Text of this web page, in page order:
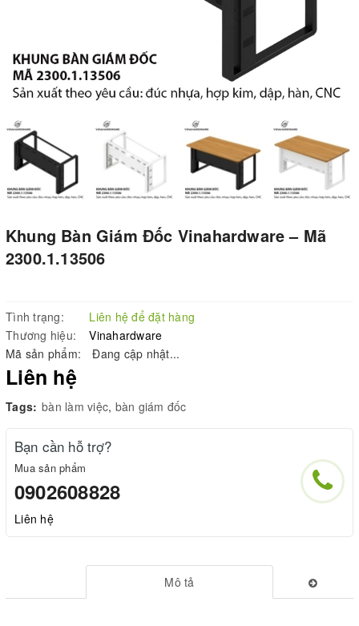
Khung Bàn Giám Đốc Vinahardware – Mã
2300.1.13506
Tình trạng:
Liên hệ để đặt hàng
Thương hiệu:
Vinahardware
Mã sản phẩm:
Đang cập nhật...
Liên hệ
Tags: bàn làm việc, bàn giám đốc
Bạn cần hỗ trợ?
Mua sản phẩm
0902608828
Liên hệ
Mô tả